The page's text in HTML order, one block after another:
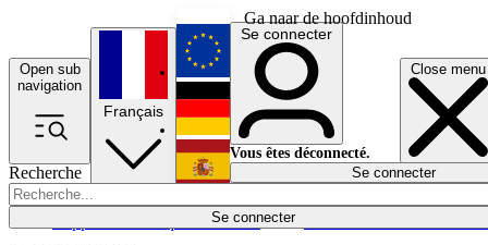
Ga naar de hoofdinhoud
Open sub
navigation
Close menu
Recherche
Se connecter
Économie
Français
English
Deutsch
Español
Se connecter
Vous êtes déconnecté.
Se connecter